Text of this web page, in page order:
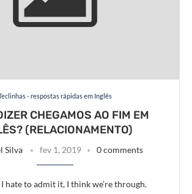
- respostas rápidas em Inglês
CHEGAMOS AO FIM EM
(RELACIONAMENTO)
Silva fev 1, 2019 0 comments
I hate to admit it, I think we’re through.